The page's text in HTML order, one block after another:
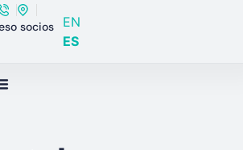
socios
EN
ES